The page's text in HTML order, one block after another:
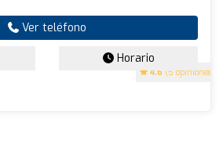
4.6 (5 opiniones)
Ver teléfono
Horario